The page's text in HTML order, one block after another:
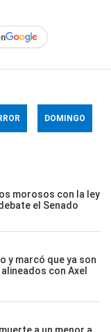
DOMINGO
morosos con la ley
el Senado
y marcó que ya son
con Axel